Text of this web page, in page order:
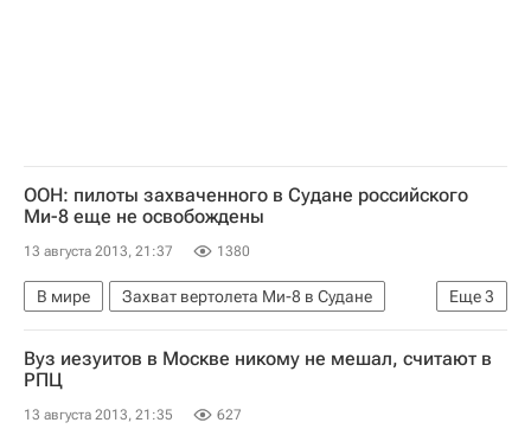
ООН: пилоты захваченного в Судане российского
Ми-8 еще не освобождены
13 августа 2013, 21:37 1380
Еще3
В мире
Захват вертолета Ми-8 в Судане
Судан
Африка Весь мир
Вуз иезуитов в Москве никому не мешал, считают в
РПЦ
13 августа 2013, 21:35 627